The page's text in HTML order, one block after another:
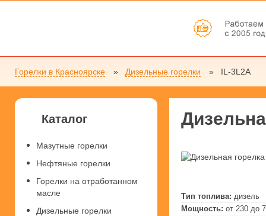
Горелки в Красноярске Дизельные горелки IL-3L2A
Тип топлива: дизель
Мощность: от 230 до
Каталог
Мазутные горелки
Нефтяные горелки
Горелки на отработанном
масле
Дизельные горелки